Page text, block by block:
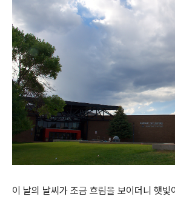
이 날의 날씨가 조금 흐림을 보이더니 햇빛